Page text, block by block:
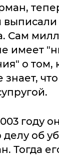
Сам
имеет
о том,
знает,
году
об
Тогда